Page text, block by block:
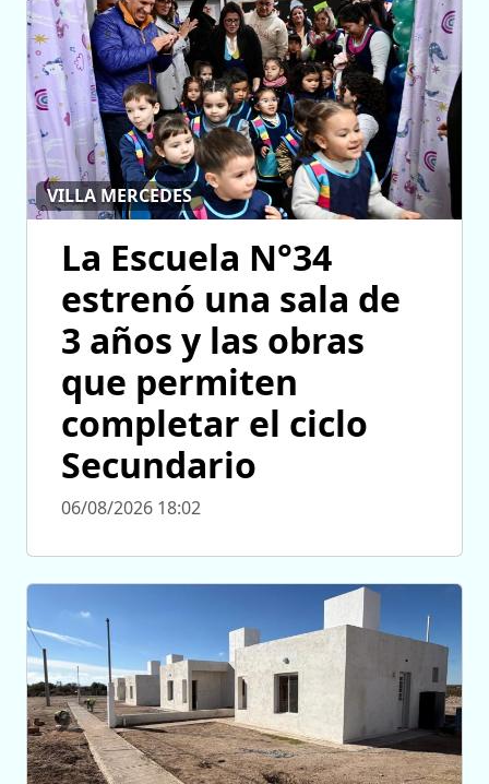
VILLA MERCEDES
La Escuela N°34
estrenó una sala de
3 años y las obras
que permiten
completar el ciclo
Secundario
06/08/2026 18:02